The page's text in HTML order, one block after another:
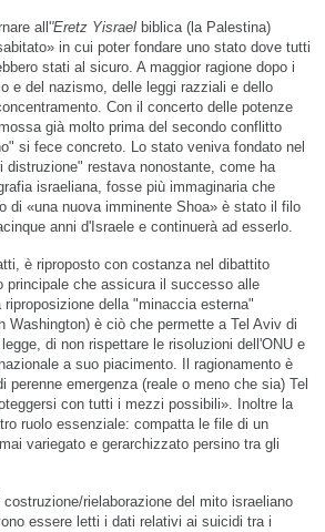
all''Eretz Yisrael biblica (la Palestina)
in cui poter fondare uno stato dove tutti
stati al sicuro. A maggior ragione dopo i
e del nazismo, delle leggi razziali e dello
Con il concerto delle potenze
già molto prima del secondo conflitto
si fece concreto. Lo stato veniva fondato nel
distruzione" restava nonostante, come ha
israeliana, fosse più immaginaria che
di «una nuova imminente Shoa» è stato il filo
anni d'Israele e continuerà ad esserlo.
è riproposto con costanza nel dibattito
principale che assicura il successo alle
della "minaccia esterna"
Washington) è ciò che permette a Tel Aviv di
di non rispettare le risoluzioni dell'ONU e
a suo piacimento. Il ragionamento è
perenne emergenza (reale o meno che sia) Tel
con tutti i mezzi possibili». Inoltre la
ruolo essenziale: compatta le file di un
variegato e gerarchizzato persino tra gli
rielaborazione del mito israeliano
essere letti i dati relativi ai suicidi tra i